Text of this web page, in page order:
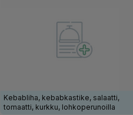
Kebabliha, kebabkastike, salaatti,
tomaatti, kurkku, lohkoperunoilla